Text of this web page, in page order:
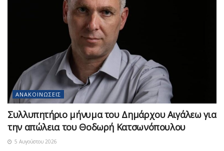
ΑΝΑΚΟΙΝΏΣΕΙΣ
Συλλυπητήριο μήνυμα του Δημάρχου Αιγάλεω για
την απώλεια του Θοδωρή Κατσωνόπουλου
5 Αυγούστου 2026